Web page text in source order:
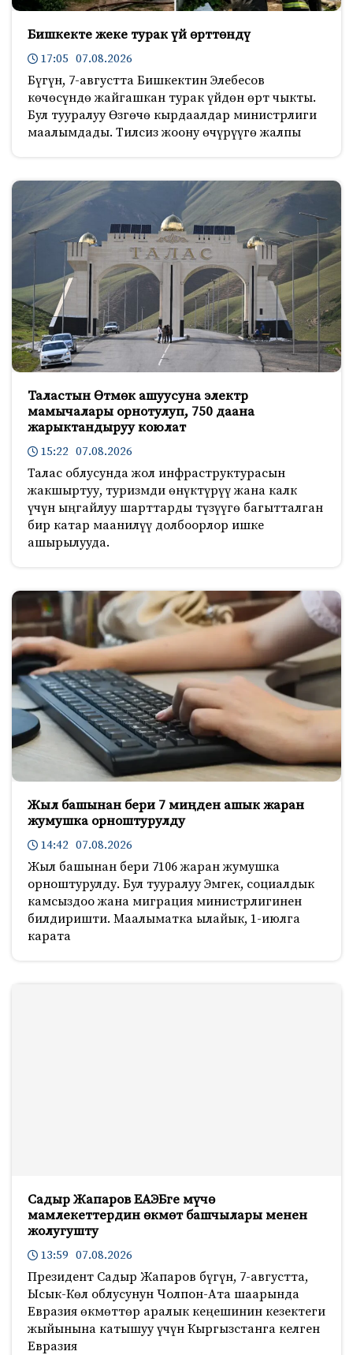
Бишкекте жеке турак үй өрттөндү
17:05 07.08.2026
Бүгүн, 7-августта Бишкектин Элебесов
көчөсүндө жайгашкан турак үйдөн өрт чыкты.
Бул тууралуу Өзгөчө кырдаалдар министрлиги
маалымдады. Тилсиз жоону өчүрүүгө жалпы
Таластын Өтмөк ашуусуна электр
мамычалары орнотулуп, 750 даана
жарыктандыруу коюлат
15:22 07.08.2026
Талас облусунда жол инфраструктурасын
жакшыртуу, туризмди өнүктүрүү жана калк
үчүн ыңгайлуу шарттарды түзүүгө багытталган
бир катар маанилүү долбоорлор ишке
ашырылууда.
Жыл башынан бери 7 миңден ашык жаран
жумушка орноштурулду
14:42 07.08.2026
Жыл башынан бери 7106 жаран жумушка
орноштурулду. Бул тууралуу Эмгек, социалдык
камсыздоо жана миграция министрлигинен
билдиришти. Маалыматка ылайык, 1-июлга
карата
Садыр Жапаров ЕАЭБге мүчө
мамлекеттердин өкмөт башчылары менен
жолугушту
13:59 07.08.2026
Президент Садыр Жапаров бүгүн, 7-августта,
Ысык-Көл облусунун Чолпон-Ата шаарында
Евразия өкмөттөр аралык кеңешинин кезектеги
жыйынына катышуу үчүн Кыргызстанга келген
Евразия